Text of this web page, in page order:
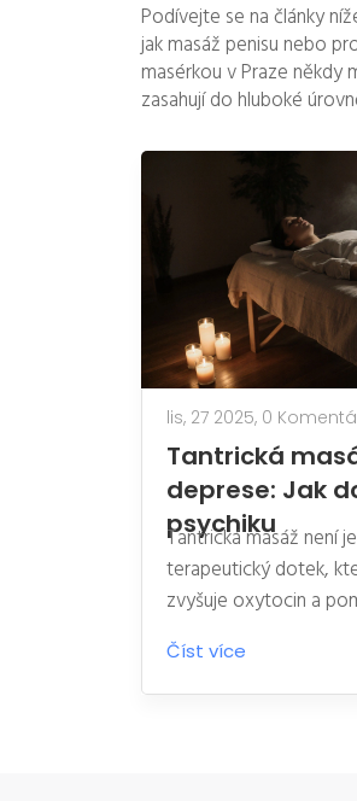
Podívejte se na články
jak masáž penisu nebo
masérkou v Praze
zasahují do hluboké
lis, 27 2025, 0
Tantrická
deprese: Jak
psychiku
Tantrická masáž není
terapeutický dotek,
zvyšuje oxytocin a
znovu pocítit své tělo.
kdo jí může využít a jak
kvalifikovaného
Číst více